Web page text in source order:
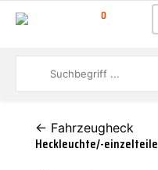
0
← Fahrzeugheck
Heckleuchte/-einzelteile